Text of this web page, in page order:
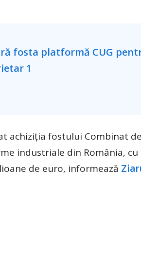
achiziţia fostului Combinat
industriale din România,
de euro, informează